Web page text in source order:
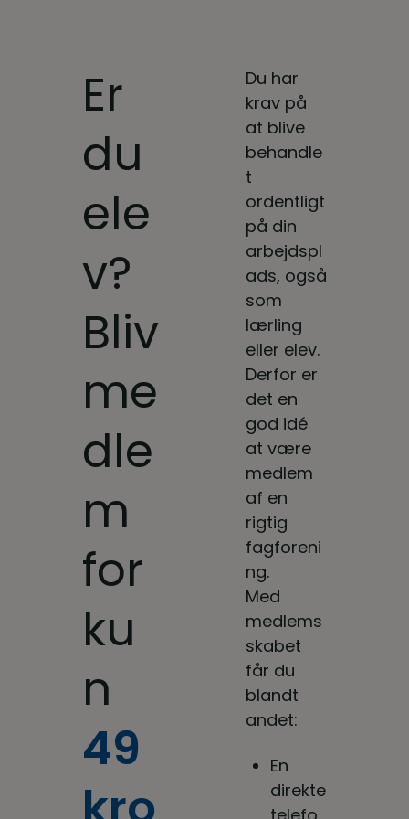
Er
du
ele
v?
Bliv
me
dle
m
for
ku
n
49
Du har
krav på
at blive
behandle
t
ordentligt
på din
arbejdspl
ads, også
som
lærling
eller elev.
Derfor er
det en
god idé
at være
medlem
af en
rigtig
fagforeni
ng.
Med
medlems
skabet
får du
blandt
andet:
En
direkte
telefo